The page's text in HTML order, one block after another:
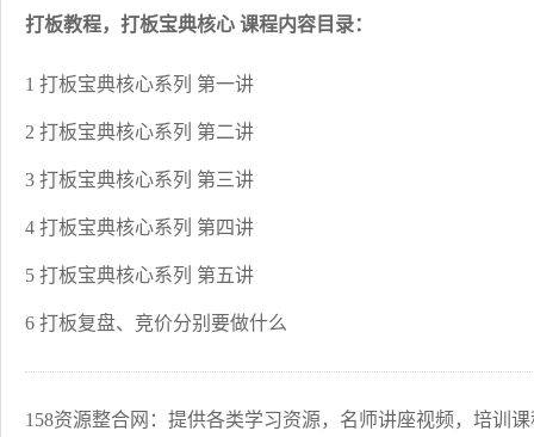
打板教程，打板宝典核心 课程内容目录：
1 打板宝典核心系列 第一讲
2 打板宝典核心系列 第二讲
3 打板宝典核心系列 第三讲
4 打板宝典核心系列 第四讲
5 打板宝典核心系列 第五讲
6 打板复盘、竞价分别要做什么
158资源整合网：提供各类学习资源，名师讲座视频，培训